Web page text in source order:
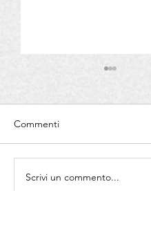
Zorzettig
Commenti
Scrivi un commento...